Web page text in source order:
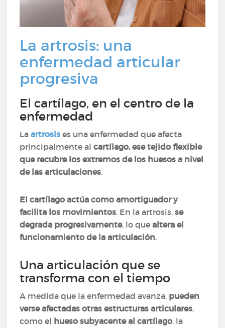
La artrosis: una
enfermedad articular
progresiva
El cartílago, en el centro de la
enfermedad
Laartrosis es una enfermedad que afecta
principalmente alcartílago, ese tejido flexible
que recubre los extremos de los huesos a nivel
de las articulaciones.
El cartílago actúa como amortiguador y
facilita los movimientos. En la artrosis,se
degrada progresivamente, lo quealtera el
funcionamiento de la articulación.
Una articulación que se
transforma con el tiempo
A medida que la enfermedad avanza, pueden
verse afectadas otras estructuras articulares,
como el hueso subyacente al cartílago, la